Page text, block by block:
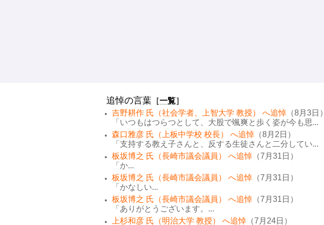
追悼の言葉 ［一覧］
吉野耕作 氏（社会学者、上智大学 教授） へ追悼 （8月3日）
「いつもはつらつとして、大股で颯爽と歩く姿が今も思...
森口雅彦 氏（上板中学校 校長） へ追悼 （8月2日）
「支持する教え子さんと、反する生徒さんと二分してい...
板坂博之 氏（長崎市議会議員） へ追悼 （7月31日）
「か...
板坂博之 氏（長崎市議会議員） へ追悼 （7月31日）
「かなしい...
板坂博之 氏（長崎市議会議員） へ追悼 （7月31日）
「ありがとうございます。...
上杉和彦 氏（明治大学 教授） へ追悼 （7月24日）